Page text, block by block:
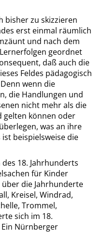
bisher zu skizzieren
erst einmal räumlich
und nach dem
geordnet
daß auch die
Feldes pädagogisch
wenn die
die Handlungen und
nicht mehr als die
gelten können oder
was an ihre
beispielsweise die
18. Jahrhunderts
für Kinder
die Jahrhunderte
Kreisel, Windrad,
Trommel,
sich im 18.
Nürnberger